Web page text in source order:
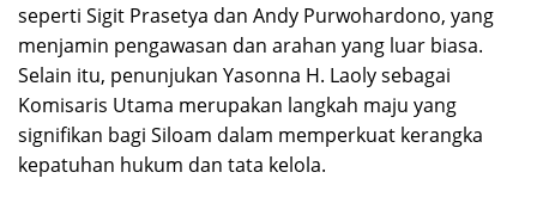
seperti Sigit Prasetya dan Andy Purwohardono, yang
menjamin pengawasan dan arahan yang luar biasa.
Selain itu, penunjukan Yasonna H. Laoly sebagai
Komisaris Utama merupakan langkah maju yang
signifikan bagi Siloam dalam memperkuat kerangka
kepatuhan hukum dan tata kelola.